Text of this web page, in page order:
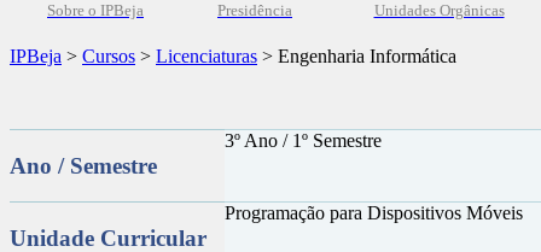
Sobre o IPBeja Presidência Unidades Orgânicas
IPBeja > Cursos > Licenciaturas > Engenharia Informática
Ano / Semestre
3º Ano / 1º Semestre
Unidade Curricular
Programação para Dispositivos Móveis